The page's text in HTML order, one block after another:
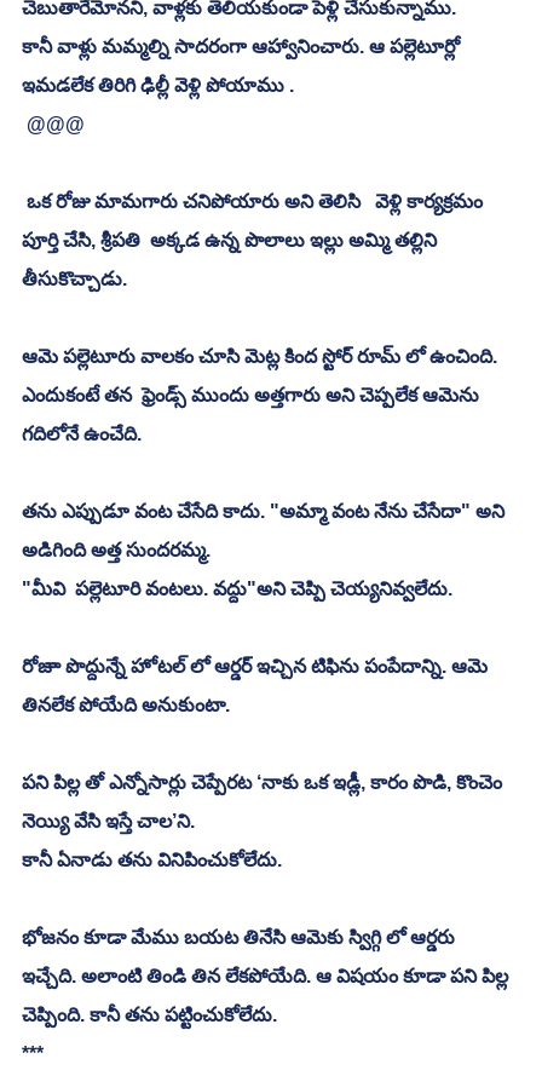
చెబుతారేమోనని, వాళ్లకు తెలియకుండా పెళ్లి చేసుకున్నాము.
కానీ వాళ్లు మమ్మల్ని సాదరంగా ఆహ్వానించారు. ఆ పల్లెటూర్లో
ఇమడలేక తిరిగి ఢిల్లీ వెళ్లి పోయాము .
@@@
పూర్తి చేసి, శ్రీపతి  అక్కడ ఉన్న పొలాలు ఇల్లు అమ్మి తల్లిని
తీసుకొచ్చాడు.
ఆమె పల్లెటూరు వాలకం చూసి మెట్ల కింద స్టోర్ రూమ్ లో ఉంచింది.
ఎందుకంటే తన  ఫ్రెండ్స్ ముందు అత్తగారు అని చెప్పలేక ఆమెను
గదిలోనే ఉంచేది.
తను ఎప్పుడూ వంట చేసేది కాదు. "అమ్మా వంట నేను చేసేదా" అని
అడిగింది అత్త సుందరమ్మ.
"మీవి  పల్లెటూరి వంటలు. వద్దు"అని చెప్పి చెయ్యనివ్వలేదు.
రోజుా పొద్దున్నే హోటల్ లో ఆర్డర్ ఇచ్చిన టిఫిను పంపేదాన్ని. ఆమె
తినలేక పోయేది అనుకుంటా.
పని పిల్ల తో ఎన్నోసార్లు చెప్పేరట ‘నాకు ఒక ఇడ్లీ, కారం పొడి, కొంచెం
నెయ్యి వేసి ఇస్తే చాల’ని.
కానీ ఏనాడు తను వినిపించుకోలేదు.
భోజనం కూడా మేము బయట తినేసి ఆమెకు స్విగ్గి లో ఆర్డరు
ఇచ్చేది. అలాంటి తిండి తిన లేకపోయేది. ఆ విషయం కూడా పని పిల్ల
చెప్పింది. కానీ తను పట్టించుకోలేదు.
***